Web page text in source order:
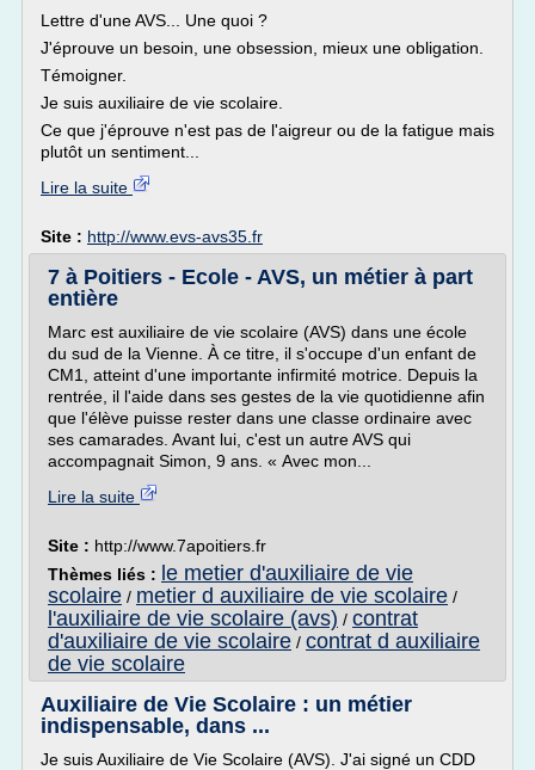
Lettre d'une AVS... Une quoi ?
J'éprouve un besoin, une obsession, mieux une obligation.
Témoigner.
Je suis auxiliaire de vie scolaire.
Ce que j'éprouve n'est pas de l'aigreur ou de la fatigue mais
plutôt un sentiment...
Lire la suite
Site : http://www.evs-avs35.fr
7 à Poitiers - Ecole - AVS, un métier à part
entière
Marc est auxiliaire de vie scolaire (AVS) dans une école
du sud de la Vienne. À ce titre, il s'occupe d'un enfant de
CM1, atteint d'une importante infirmité motrice. Depuis la
rentrée, il l'aide dans ses gestes de la vie quotidienne afin
que l'élève puisse rester dans une classe ordinaire avec
ses camarades. Avant lui, c'est un autre AVS qui
accompagnait Simon, 9 ans. « Avec mon...
Lire la suite
Site : http://www.7apoitiers.fr
Thèmes liés : le metier d'auxiliaire de vie
scolaire / metier d auxiliaire de vie scolaire /
l'auxiliaire de vie scolaire (avs) / contrat
d'auxiliaire de vie scolaire / contrat d auxiliaire
de vie scolaire
Auxiliaire de Vie Scolaire : un métier
indispensable, dans ...
Je suis Auxiliaire de Vie Scolaire (AVS). J'ai signé un CDD